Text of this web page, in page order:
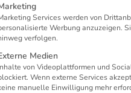
nach
Services werden von
Werbung anzuzeigen.
verfolgen.
Medien
von Videoplattformen und
Wenn externe Services
manuelle Einwilligung mehr